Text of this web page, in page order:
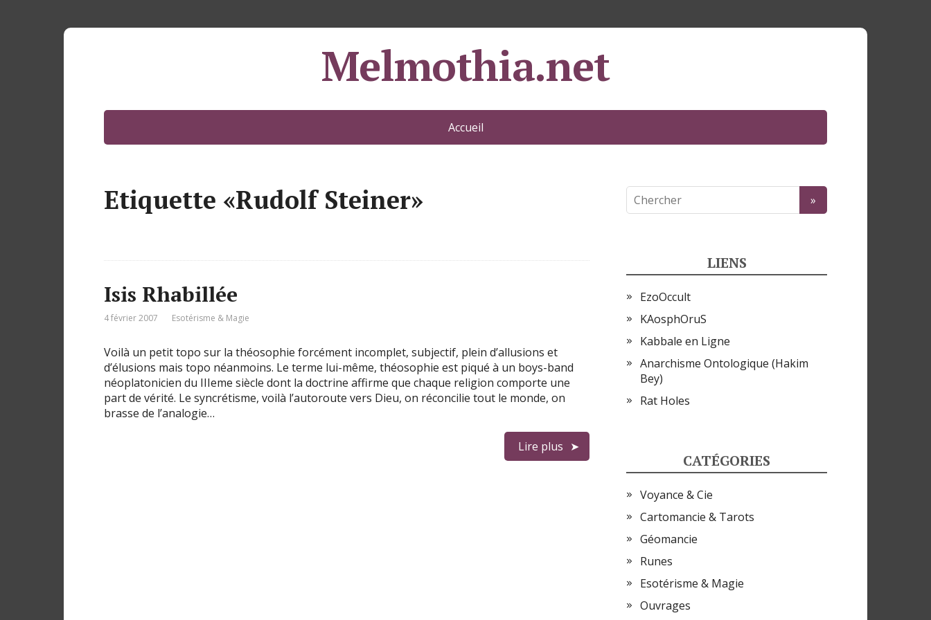
Melmothia.net
Accueil
Etiquette «Rudolf Steiner»
Isis Rhabillée
4 février 2007 Esotérisme & Magie
Voilà un petit topo sur la théosophie forcément incomplet, subjectif, plein d’allusions et
d’élusions mais topo néanmoins. Le terme lui-même, théosophie est piqué à un boys-band
néoplatonicien du IIIeme siècle dont la doctrine affirme que chaque religion comporte une
part de vérité. Le syncrétisme, voilà l’autoroute vers Dieu, on réconcilie tout le monde, on
brasse de l’analogie…
Lire plus
LIENS
EzoOccult
KAosphOruS
Kabbale en Ligne
Anarchisme Ontologique (Hakim
Bey)
Rat Holes
CATÉGORIES
Voyance & Cie
Cartomancie & Tarots
Géomancie
Runes
Esotérisme & Magie
Ouvrages